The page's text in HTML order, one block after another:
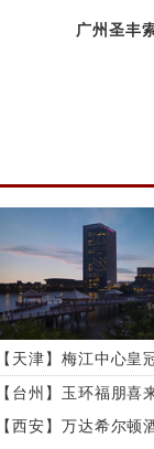
广州圣丰
【天津】梅江中心皇
店【台州】玉环福朋喜
【西安】万达希尔顿